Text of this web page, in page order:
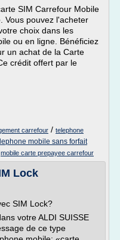
SIM Carrefour Mobile
Vous pouvez l'acheter
choix dans les
ou en ligne. Bénéficiez
un achat de la Carte
crédit offert par le
carrefour / telephone
mobile sans forfait
mobile carte prepayee carrefour
Lock
SIM Lock?
votre ALDI SUISSE
de ce type